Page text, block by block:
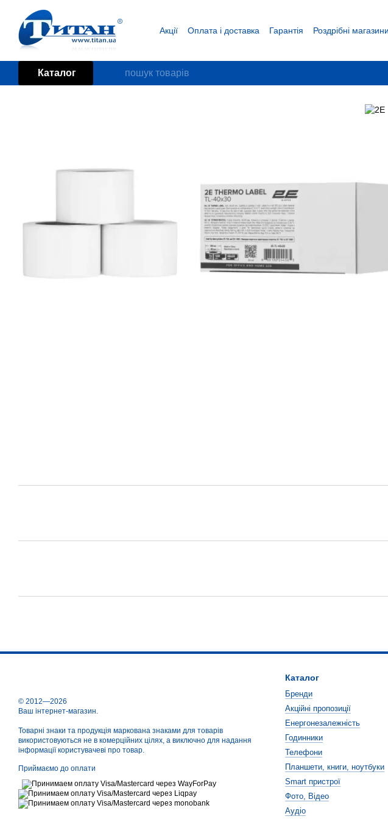
Перейти до основного контенту
Акції Оплата і доставка Гарантія Роздрібні магазини
Каталог
© 2012—2026
Ваш інтернет-магазин.
Товарні знаки та продукція маркована знаками для товарів
використовуються не в комерційних цілях, а виключно для надання
інформації користувачеві про товар.
Приймаємо до оплати
Каталог
Бренди
Акційні пропозиції
Енергонезалежність
Годинники
Телефони
Планшети, книги, ноутбуки
Smart пристрої
Фото, Відео
Аудіо